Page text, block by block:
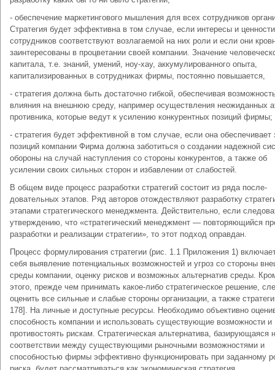
- обеспечение маркетингового мышления для всех сотрудников
Стратегия будет эффективна в том случае, если интересы и ценности
сотрудников соответствуют возлагаемой на них роли и если они
заинтересованы в процветании своей компании. Значение
капитала, т.е. знаний, умений, ноу-хау, аккумулирован­ного опыта,
капитализированных в сотрудниках фирмы, постоянно повышается,
- стратегия должна быть достаточно гибкой, обеспечивая
влияния на внешнюю среду, например осуществления неожи­данных
противника, которые ведут к усилению конкурентных позиций фирмы;
- стратегия будет эффективной в том случае, если она обеспечива­ет
позиций компании Фирма должна заботиться о создании на­дежной
обороны на случай наступления со стороны конку­рентов, а также об
усилении своих сильных сторон и избавлении от слабостей.
В общем виде процесс разработки стратегий состоит из ряда после­
довательных этапов. Ряд авторов отождествляют разработку
этапами стратегического менеджмента. Действительно, если
утверждению, что «стратегический менеджмент — повторяющий­ся
разработки и реализации стратегии», то этот подход оправ­дан.
Процесс формулирования стратегии (рис. 1.1 Приложения 1)
себя вы­явление потенциальных возможностей и угроз со стороны
сре­ды компании, оценку рисков и возможных альтернатив среды.
этого, прежде чем принимать какое-либо стратегическое решение,
оценить все сильные и слабые стороны организации, а также
178]. На личные и доступные ресурсы. Необходимо объективно
способность компании и использовать существующие возможности и
противостоять рискам. Стратегическая альтернатива, базирующаяся
соответствии между существующими рыночными возможностями и
способностью фирмы эффективно функционировать при заданному